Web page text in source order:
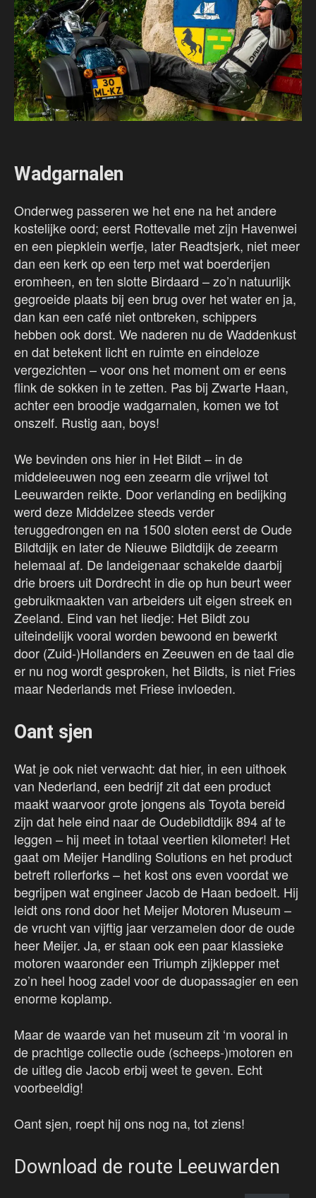
Wadgarnalen
Onderweg passeren we het ene na het andere
kostelijke oord; eerst Rottevalle met zijn Havenwei
en een piepklein werfje, later Readtsjerk, niet meer
dan een kerk op een terp met wat boerderijen
eromheen, en ten slotte Birdaard – zo’n natuurlijk
gegroeide plaats bij een brug over het water en ja,
dan kan een café niet ontbreken, schippers
hebben ook dorst. We naderen nu de Waddenkust
en dat betekent licht en ruimte en eindeloze
vergezichten – voor ons het moment om er eens
flink de sokken in te zetten. Pas bij Zwarte Haan,
achter een broodje wadgarnalen, komen we tot
onszelf. Rustig aan, boys!
We bevinden ons hier in Het Bildt – in de
middeleeuwen nog een zeearm die vrijwel tot
Leeuwarden reikte. Door verlanding en bedijking
werd deze Middelzee steeds verder
teruggedrongen en na 1500 sloten eerst de Oude
Bildtdijk en later de Nieuwe Bildtdijk de zeearm
helemaal af. De landeigenaar schakelde daarbij
drie broers uit Dordrecht in die op hun beurt weer
gebruikmaakten van arbeiders uit eigen streek en
Zeeland. Eind van het liedje: Het Bildt zou
uiteindelijk vooral worden bewoond en bewerkt
door (Zuid-)Hollanders en Zeeuwen en de taal die
er nu nog wordt gesproken, het Bildts, is niet Fries
maar Nederlands met Friese invloeden.
Oant sjen
Wat je ook niet verwacht: dat hier, in een uithoek
van Nederland, een bedrijf zit dat een product
maakt waarvoor grote jongens als Toyota bereid
zijn dat hele eind naar de Oudebildtdijk 894 af te
leggen – hij meet in totaal veertien kilometer! Het
gaat om Meijer Handling Solutions en het product
betreft rollerforks – het kost ons even voordat we
begrijpen wat engineer Jacob de Haan bedoelt. Hij
leidt ons rond door het Meijer Motoren Museum –
de vrucht van vijftig jaar verzamelen door de oude
heer Meijer. Ja, er staan ook een paar klassieke
motoren waaronder een Triumph zijklepper met
zo’n heel hoog zadel voor de duopassagier en een
enorme koplamp.
Maar de waarde van het museum zit ‘m vooral in
de prachtige collectie oude (scheeps-)motoren en
de uitleg die Jacob erbij weet te geven. Echt
voorbeeldig!
Oant sjen, roept hij ons nog na, tot ziens!
Download de route Leeuwarden